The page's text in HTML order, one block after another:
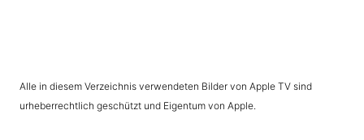
Alle in diesem Verzeichnis verwendeten Bilder von Apple TV sind
urheberrechtlich geschützt und Eigentum von Apple.